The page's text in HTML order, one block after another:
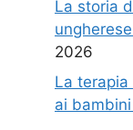
La storia
2026
La terapia
ai